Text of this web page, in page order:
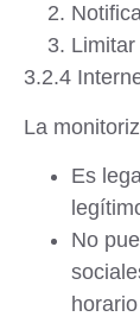
3.2.4
La
Es
No